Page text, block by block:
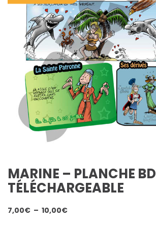
MARINE – PLANCHE BD
TÉLÉCHARGEABLE
7,00€ – 10,00€Plage